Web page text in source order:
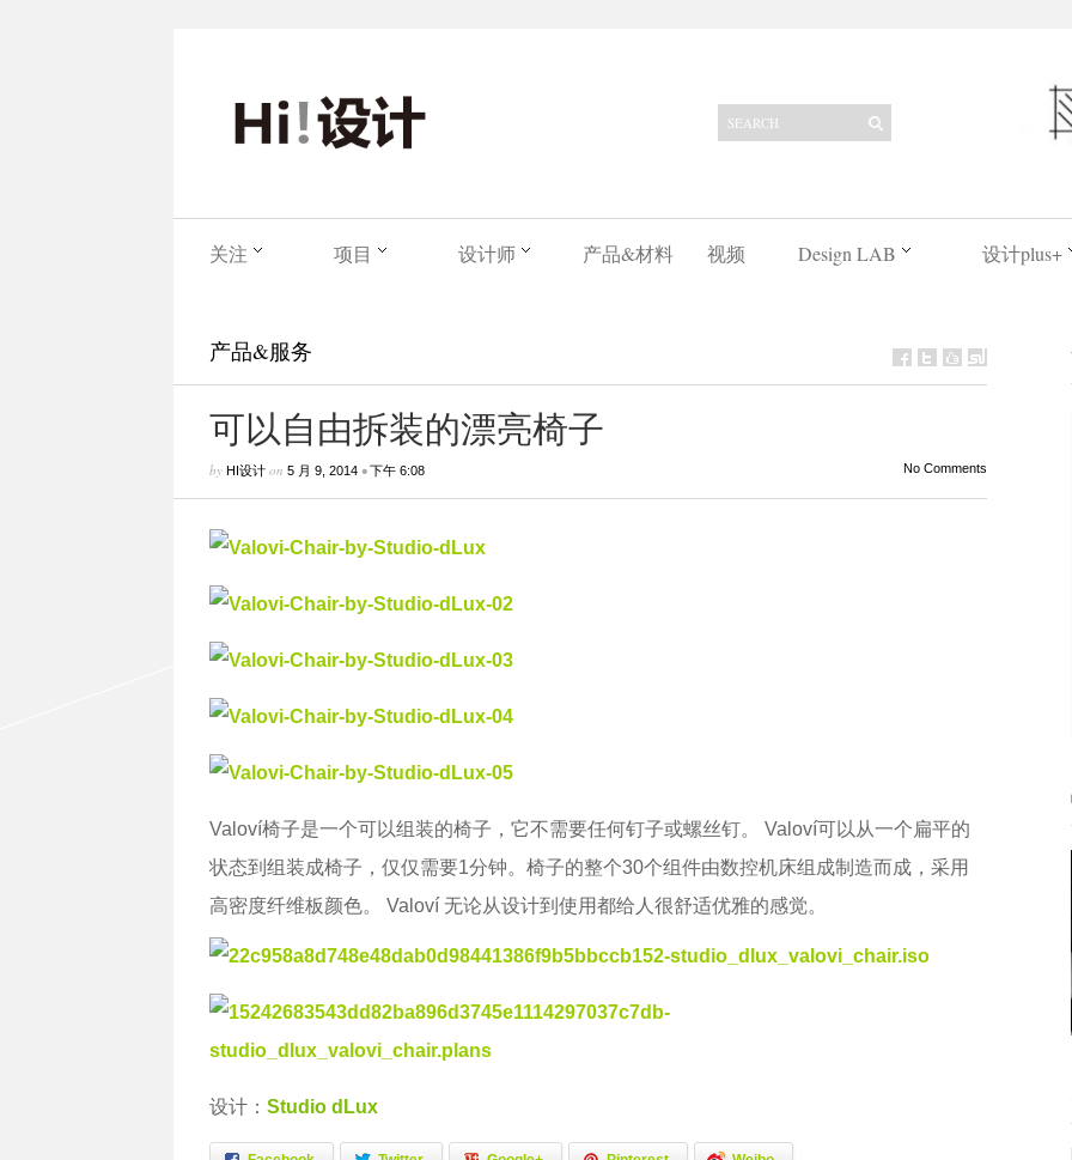
关注 项目 设计师 产品&材料 视频 Design LAB 设计plus+
产品&服务
可以自由拆装的漂亮椅子
by HI设计on 5 月 9, 2014•下午 6:08 No Comments
Valoví椅子是一个可以组装的椅子，它不需要任何钉子或螺丝钉。 Valoví可以从一个扁平的
状态到组装成椅子，仅仅需要1分钟。椅子的整个30个组件由数控机床组成制造而成，采用
高密度纤维板颜色。 Valoví 无论从设计到使用都给人很舒适优雅的感觉。
设计： Studio dLux